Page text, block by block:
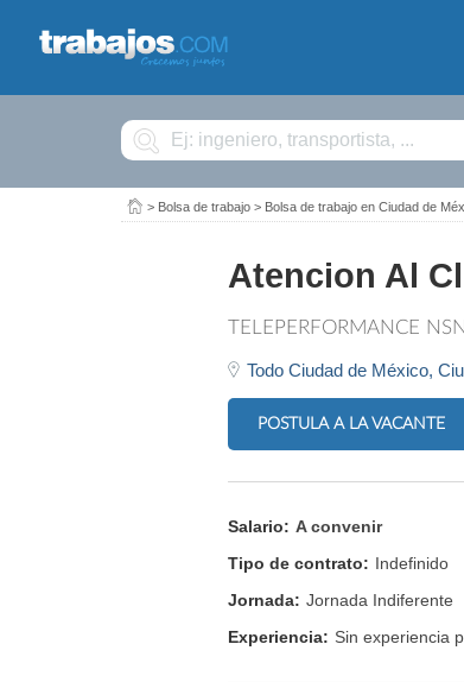
Buscar
> Bolsa de trabajo > Bolsa de trabajo en Ciudad de
Atencion Al
TELEPERFORMANCE NSN
Todo Ciudad de México,
POSTULA A LA VACANTE
Salario: A convenir
Tipo de contrato: Indefinido
Jornada: Jornada Indiferente
Experiencia: Sin experiencia